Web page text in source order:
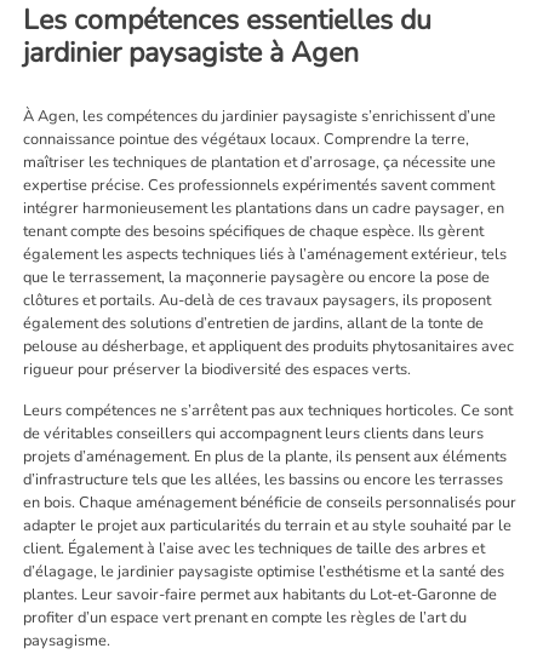
Les compétences essentielles du
jardinier paysagiste à Agen
À Agen, les compétences du jardinier paysagiste s’enrichissent d’une
connaissance pointue des végétaux locaux. Comprendre la terre,
maîtriser les techniques de plantation et d’arrosage, ça nécessite une
expertise précise. Ces professionnels expérimentés savent comment
intégrer harmonieusement les plantations dans un cadre paysager, en
tenant compte des besoins spécifiques de chaque espèce. Ils gèrent
également les aspects techniques liés à l’aménagement extérieur, tels
que le terrassement, la maçonnerie paysagère ou encore la pose de
clôtures et portails. Au-delà de ces travaux paysagers, ils proposent
également des solutions d’entretien de jardins, allant de la tonte de
pelouse au désherbage, et appliquent des produits phytosanitaires avec
rigueur pour préserver la biodiversité des espaces verts.
Leurs compétences ne s’arrêtent pas aux techniques horticoles. Ce sont
de véritables conseillers qui accompagnent leurs clients dans leurs
projets d’aménagement. En plus de la plante, ils pensent aux éléments
d’infrastructure tels que les allées, les bassins ou encore les terrasses
en bois. Chaque aménagement bénéficie de conseils personnalisés pour
adapter le projet aux particularités du terrain et au style souhaité par le
client. Également à l’aise avec les techniques de taille des arbres et
d’élagage, le jardinier paysagiste optimise l’esthétisme et la santé des
plantes. Leur savoir-faire permet aux habitants du Lot-et-Garonne de
profiter d’un espace vert prenant en compte les règles de l’art du
paysagisme.